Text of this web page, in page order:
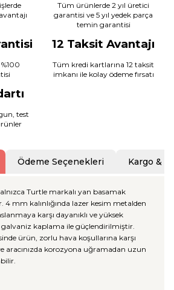
Tüm ürünlerde 2 yıl üretici
garantisi ve 5 yıl yedek parça
temin garantisi
12 Taksit Avantajı
Tüm kredi kartlarına 12 taksit
imkanı ile kolay ödeme fırsatı
test
Ödeme Seçenekleri Kargo &
Turtle markalı yan basamak
mm kalınlığında lazer kesim metalden
karşı dayanıklı ve yüksek
kaplama ile güçlendirilmiştir.
ürün, zorlu hava koşullarına karşı
aracınızda korozyona uğramadan uzun